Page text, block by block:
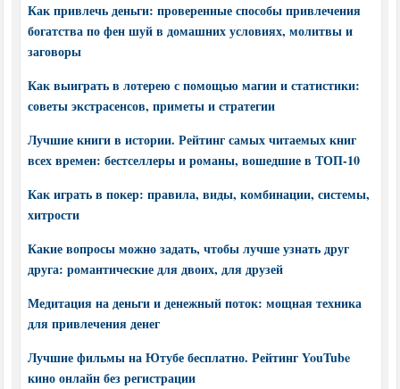
Как привлечь деньги: проверенные способы привлечения
богатства по фен шуй в домашних условиях, молитвы и
заговоры
Как выиграть в лотерею с помощью магии и статистики:
советы экстрасенсов, приметы и стратегии
Лучшие книги в истории. Рейтинг самых читаемых книг
всех времен: бестселлеры и романы, вошедшие в ТОП-10
Как играть в покер: правила, виды, комбинации, системы,
хитрости
Какие вопросы можно задать, чтобы лучше узнать друг
друга: романтические для двоих, для друзей
Медитация на деньги и денежный поток: мощная техника
для привлечения денег
Лучшие фильмы на Ютубе бесплатно. Рейтинг YouTube
кино онлайн без регистрации